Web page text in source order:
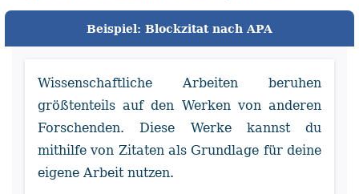
Beispiel: Blockzitat nach APA
Wissenschaftliche Arbeiten beruhen
größtenteils auf den Werken von anderen
Forschenden. Diese Werke kannst du
mithilfe von Zitaten als Grundlage für deine
eigene Arbeit nutzen.